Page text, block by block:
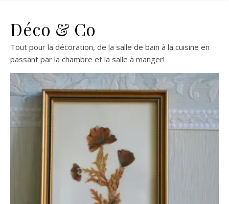
Déco & Co
Tout pour la décoration, de la salle de bain à la cuisine en
passant par la chambre et la salle à manger!